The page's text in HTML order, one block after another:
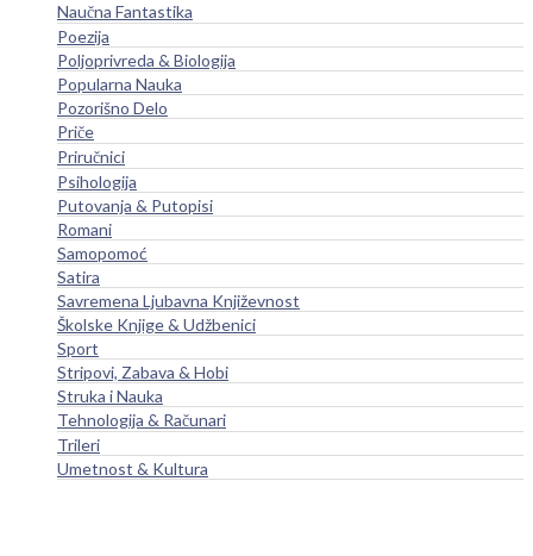
Naučna Fantastika
Poezija
Poljoprivreda & Biologija
Popularna Nauka
Pozorišno Delo
Priče
Priručnici
Psihologija
Putovanja & Putopisi
Romani
Samopomoć
Satira
Savremena Ljubavna Književnost
Školske Knjige & Udžbenici
Sport
Stripovi, Zabava & Hobi
Struka i Nauka
Tehnologija & Računari
Trileri
Umetnost & Kultura